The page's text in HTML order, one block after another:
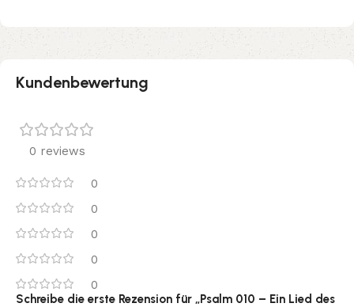
Kundenbewertung
0 reviews
0
0
0
0
0
Schreibe die erste Rezension für „Psalm 010 – Ein Lied des